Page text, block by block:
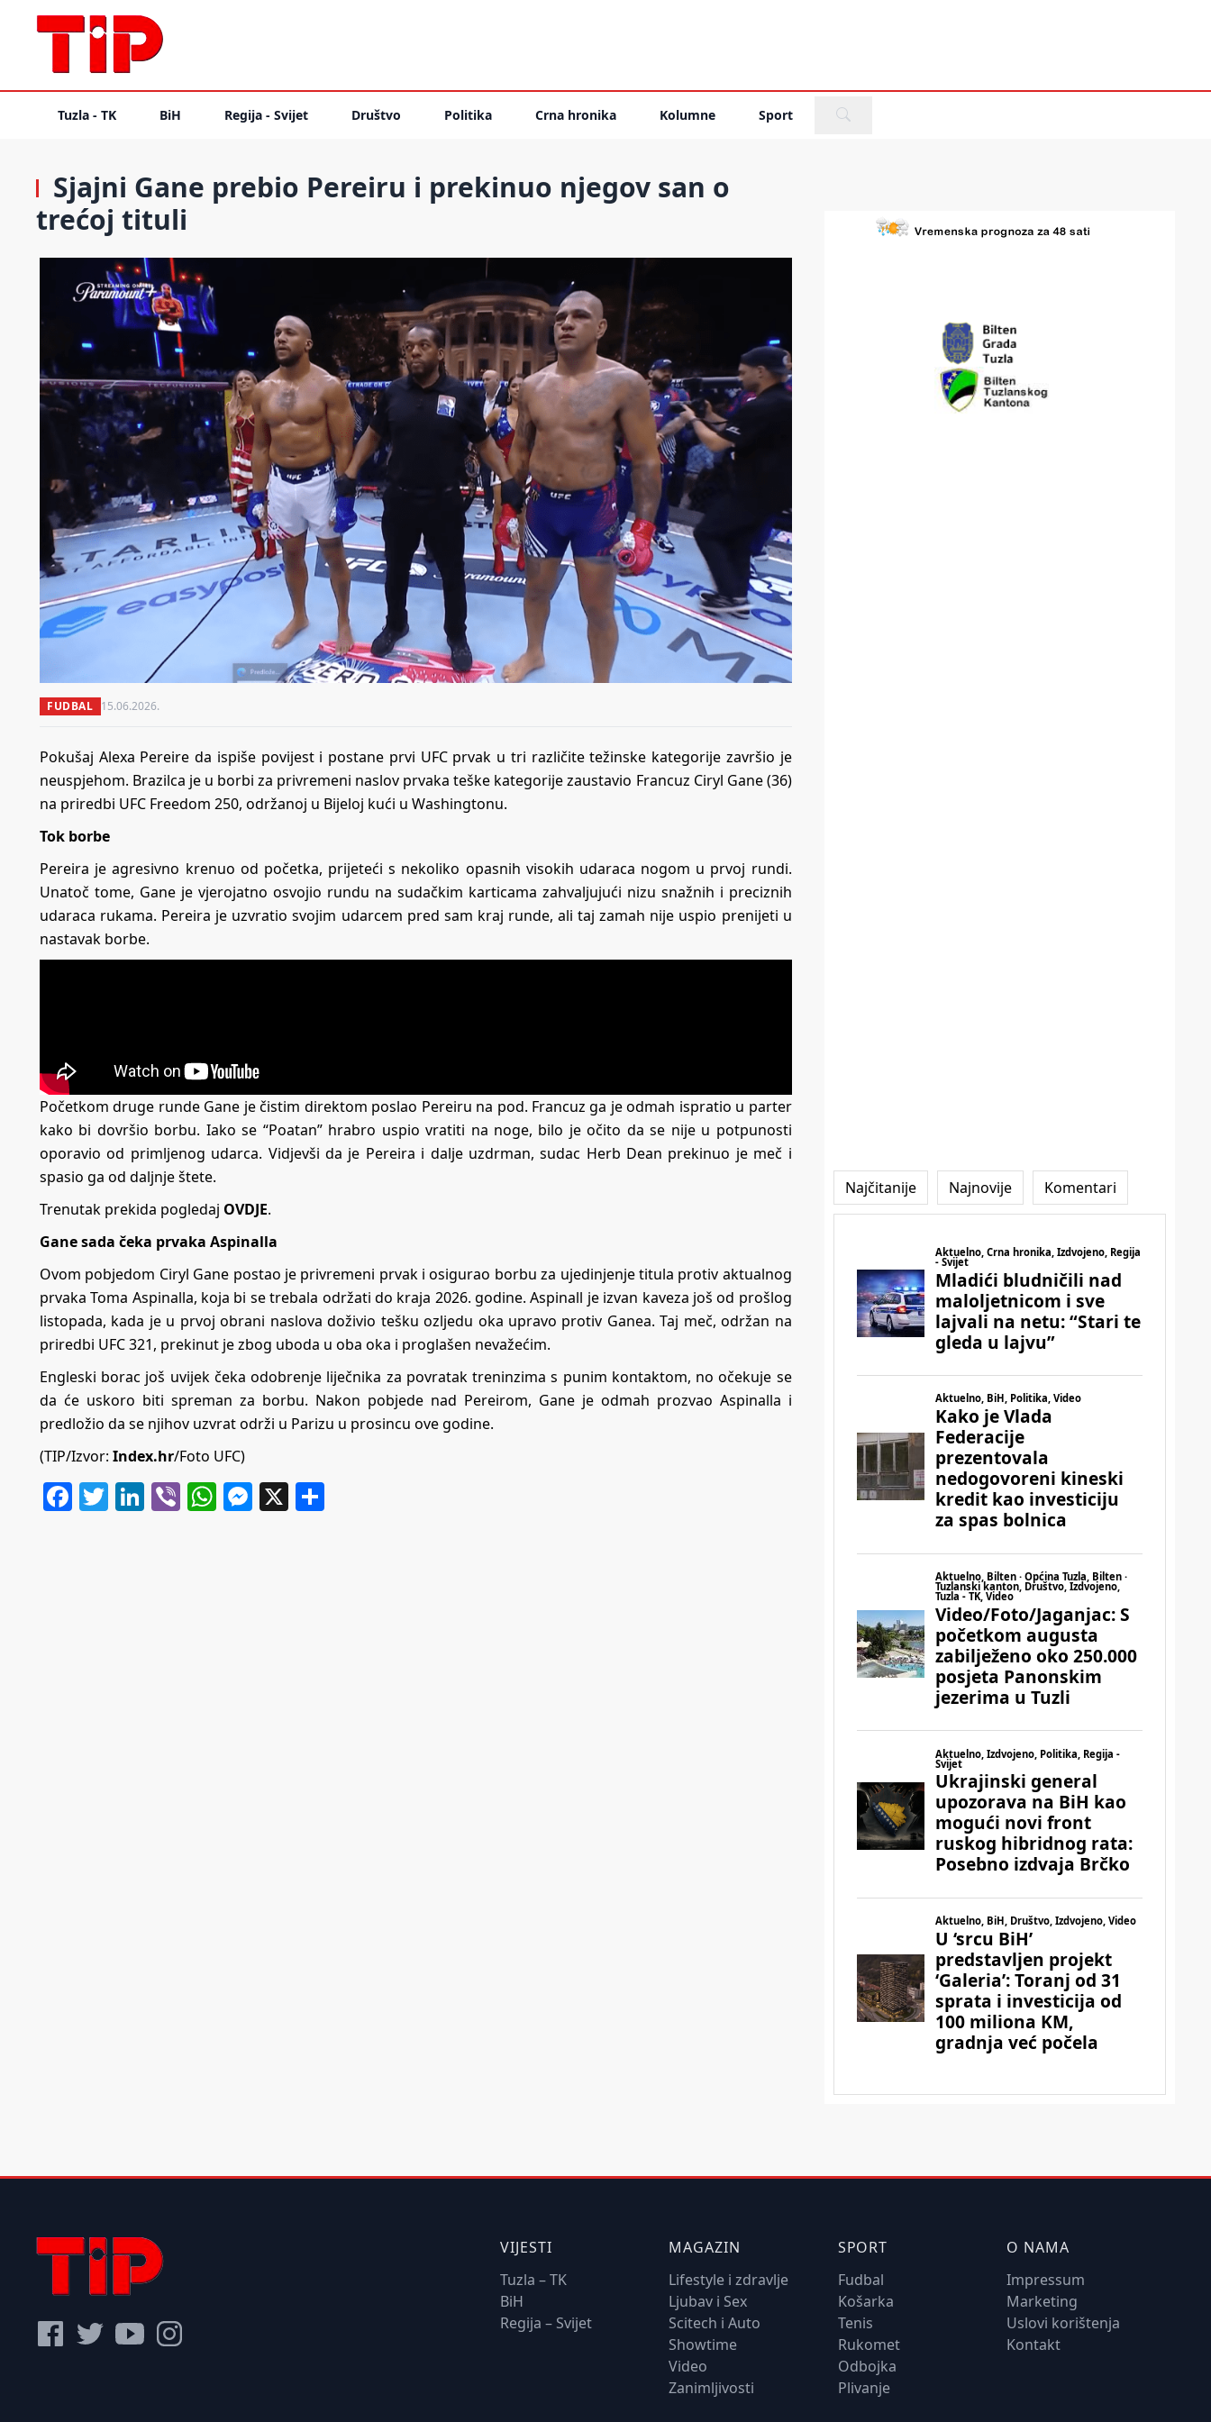
Tuzla - TK BiH Regija - Svijet Društvo Politika Crna hronika Kolumne Sport
Sjajni Gane prebio Pereiru i prekinuo njegov san o
trećoj tituli
FUDBAL 15.06.2026.
Pokušaj Alexa Pereire da ispiše povijest i postane prvi UFC prvak u tri različite težinske kategorije završio je
neuspjehom. Brazilca je u borbi za privremeni naslov prvaka teške kategorije zaustavio Francuz Ciryl Gane (36)
na priredbi UFC Freedom 250, održanoj u Bijeloj kući u Washingtonu.
Tok borbe
Pereira je agresivno krenuo od početka, prijeteći s nekoliko opasnih visokih udaraca nogom u prvoj rundi.
Unatoč tome, Gane je vjerojatno osvojio rundu na sudačkim karticama zahvaljujući nizu snažnih i preciznih
udaraca rukama. Pereira je uzvratio svojim udarcem pred sam kraj runde, ali taj zamah nije uspio prenijeti u
nastavak borbe.
Početkom druge runde Gane je čistim direktom poslao Pereiru na pod. Francuz ga je odmah ispratio u parter
kako bi dovršio borbu. Iako se “Poatan” hrabro uspio vratiti na noge, bilo je očito da se nije u potpunosti
oporavio od primljenog udarca. Vidjevši da je Pereira i dalje uzdrman, sudac Herb Dean prekinuo je meč i
spasio ga od daljnje štete.
Trenutak prekida pogledaj OVDJE.
Gane sada čeka prvaka Aspinalla
Ovom pobjedom Ciryl Gane postao je privremeni prvak i osigurao borbu za ujedinjenje titula protiv aktualnog
prvaka Toma Aspinalla, koja bi se trebala održati do kraja 2026. godine. Aspinall je izvan kaveza još od prošlog
listopada, kada je u prvoj obrani naslova doživio tešku ozljedu oka upravo protiv Ganea. Taj meč, održan na
priredbi UFC 321, prekinut je zbog uboda u oba oka i proglašen nevažećim.
Engleski borac još uvijek čeka odobrenje liječnika za povratak treninzima s punim kontaktom, no očekuje se
da će uskoro biti spreman za borbu. Nakon pobjede nad Pereirom, Gane je odmah prozvao Aspinalla i
predložio da se njihov uzvrat održi u Parizu u prosincu ove godine.
(TIP/Izvor: Index.hr/Foto UFC)
Facebook
Twitter
LinkedIn
ViberWhatsApp
Messenger
X
Najčitanije Najnovije Komentari
VIJESTI
Tuzla – TK
BiH
Regija – Svijet
MAGAZIN
Lifestyle i zdravlje
Ljubav i Sex
Scitech i Auto
Showtime
Video
Zanimljivosti
SPORT
Fudbal
Košarka
Tenis
Rukomet
Odbojka
Plivanje
O NAMA
Impressum
Marketing
Uslovi korištenja
Kontakt